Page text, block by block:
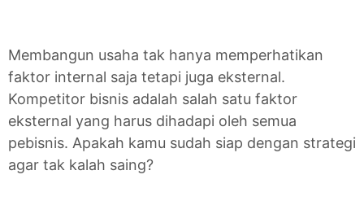
Membangun usaha tak hanya memperhatikan
faktor internal saja tetapi juga eksternal.
Kompetitor bisnis adalah salah satu faktor
eksternal yang harus dihadapi oleh semua
pebisnis. Apakah kamu sudah siap dengan strategi
agar tak kalah saing?